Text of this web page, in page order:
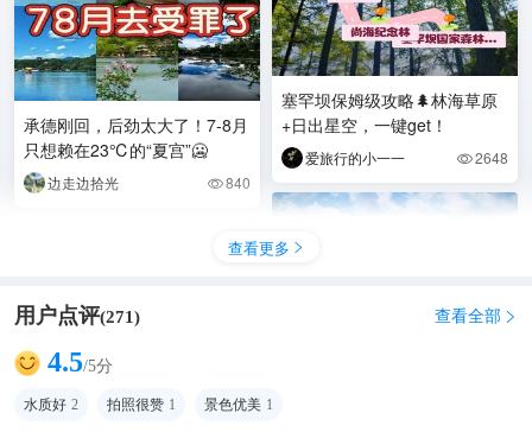
承德刚回，后劲太大了！7-8月
只想赖在23℃的“夏宫”🥶
边走边拾光 840
塞罕坝保姆级攻略🌲林海草原
+日出星空，一键get！
爱旅行的小一一 2648
查看更多 
用户点评(271) 查看全部 
4.5/5分
水质好 2 拍照很赞 1 景色优美 1